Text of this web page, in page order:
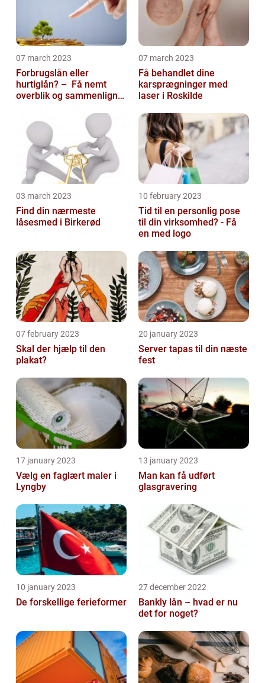
07 march 2023
Forbrugslån eller
hurtiglån? – Få nemt
overblik og sammenlign
07 march 2023
Få behandlet dine
karsprægninger med
laser i Roskilde
03 march 2023
Find din nærmeste
låsesmed i Birkerød
10 february 2023
Tid til en personlig pose
til din virksomhed? - Få
en med logo
07 february 2023
Skal der hjælp til den
plakat?
20 january 2023
Server tapas til din næste
fest
17 january 2023
Vælg en faglært maler i
Lyngby
13 january 2023
Man kan få udført
glasgravering
10 january 2023
De forskellige ferieformer
27 december 2022
Bankly lån – hvad er nu
det for noget?